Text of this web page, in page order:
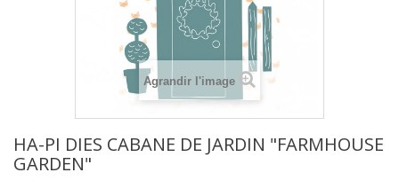
Agrandir l'image
HA-PI DIES CABANE DE JARDIN "FARMHOUSE
GARDEN"